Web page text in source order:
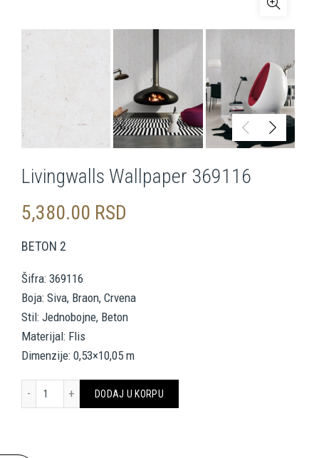
Livingwalls Wallpaper 369116
5,380.00 RSD
BETON 2
Šifra: 369116
Boja: Siva, Braon, Crvena
Stil: Jednobojne, Beton
Materijal: Flis
Dimenzije: 0,53×10,05 m
DODAJ U KORPU